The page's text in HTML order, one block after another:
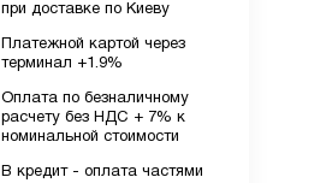
при доставке по Киеву
Платежной картой через
терминал +1.9%
Оплата по безналичному
расчету без НДС + 7% к
номинальной стоимости
В кредит - оплата частями